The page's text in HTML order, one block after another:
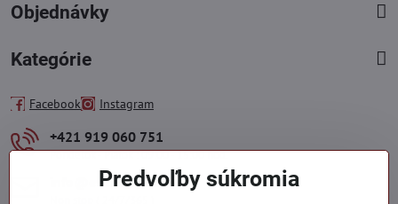
Objednávky
Kategórie
Facebook Instagram
+421 919 060 751
Pondelok - Piatok : 09:00 - 15:00 hod.
info​@everlady​.eu
Predvoľby súkromia